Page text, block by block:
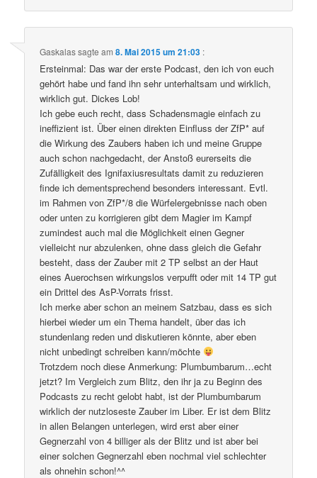
Gaskalassagte am8. Mai 2015 um 21:03 :
Ersteinmal: Das war der erste Podcast, den ich von euch
gehört habe und fand ihn sehr unterhaltsam und wirklich,
wirklich gut. Dickes Lob!
Ich gebe euch recht, dass Schadensmagie einfach zu
ineffizient ist. Über einen direkten Einfluss der ZfP* auf
die Wirkung des Zaubers haben ich und meine Gruppe
auch schon nachgedacht, der Anstoß eurerseits die
Zufälligkeit des Ignifaxiusresultats damit zu reduzieren
finde ich dementsprechend besonders interessant. Evtl.
im Rahmen von ZfP*/8 die Würfelergebnisse nach oben
oder unten zu korrigieren gibt dem Magier im Kampf
zumindest auch mal die Möglichkeit einen Gegner
vielleicht nur abzulenken, ohne dass gleich die Gefahr
besteht, dass der Zauber mit 2 TP selbst an der Haut
eines Auerochsen wirkungslos verpufft oder mit 14 TP gut
ein Drittel des AsP-Vorrats frisst.
Ich merke aber schon an meinem Satzbau, dass es sich
hierbei wieder um ein Thema handelt, über das ich
stundenlang reden und diskutieren könnte, aber eben
nicht unbedingt schreiben kann/möchte
Trotzdem noch diese Anmerkung: Plumbumbarum…echt
jetzt? Im Vergleich zum Blitz, den ihr ja zu Beginn des
Podcasts zu recht gelobt habt, ist der Plumbumbarum
wirklich der nutzloseste Zauber im Liber. Er ist dem Blitz
in allen Belangen unterlegen, wird erst aber einer
Gegnerzahl von 4 billiger als der Blitz und ist aber bei
einer solchen Gegnerzahl eben nochmal viel schlechter
als ohnehin schon!^^